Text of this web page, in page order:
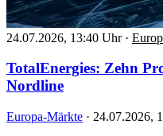
24.07.2026, 13:40 Uhr ·
TotalEnergies: Zehn
Nordline
Europa-Märkte · 24.07.2026,